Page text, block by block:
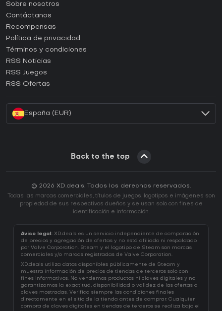
Guías y tutoriales
¿Cómo activar una CD Key de Steam?
¿Cómo activar una CD Key de Epic Games?
¿Cómo activar una CD Key de GOG?
¿Cómo activar una CD Key de Ubisoft Connect?
¿Cómo activar una CD Key de EA App?
Sobre nosotros
Contáctanos
Recompensas
Política de privacidad
Términos y condiciones
RSS Noticias
RSS Juegos
RSS Ofertas
España (EUR)
Back to the top
© 2026 XD.deals. Todos los derechos reservados.
Todas las marcas comerciales, títulos de juegos, logotipos e imágenes son
propiedad de sus respectivos dueños y se usan solo con fines de
identificación e información.
Aviso legal: XD.deals es un servicio independiente de comparación
de precios y agregación de ofertas y no está afiliado ni respaldado
por Valve Corporation. Steam y el logotipo de Steam son marcas
comerciales y/o marcas registradas de Valve Corporation.
XD.deals utiliza datos disponibles públicamente de Steam y
muestra información de precios de tiendas de terceros solo con
fines informativos. No vendemos productos ni claves digitales y no
garantizamos la exactitud, disponibilidad o validez de las ofertas o
claves mostradas. Verifica siempre las condiciones finales
directamente en el sitio de la tienda antes de comprar. Cualquier
compra de claves digitales en tiendas de terceros se realiza bajo el